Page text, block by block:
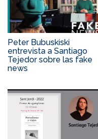
Peter Bubuskiski
entrevista a Santiago
Tejedor sobre las fake
news